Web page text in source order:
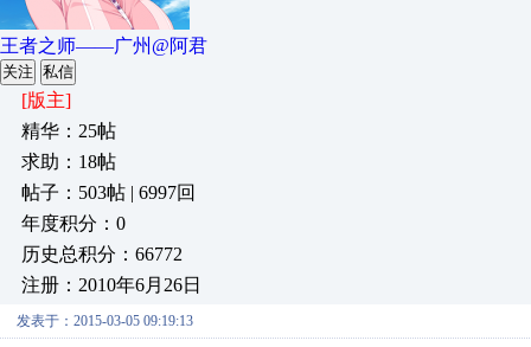
王者之师——广州@阿君
关注 私信
[版主]
精华：25帖
求助：18帖
帖子：503帖 | 6997回
年度积分：0
历史总积分：66772
注册：2010年6月26日
发表于：2015-03-05 09:19:13